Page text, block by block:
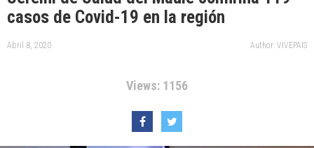
casos de Covid-19 en la región
Abril 8, 2020 Author: VIVEPAIS
Views: 1156